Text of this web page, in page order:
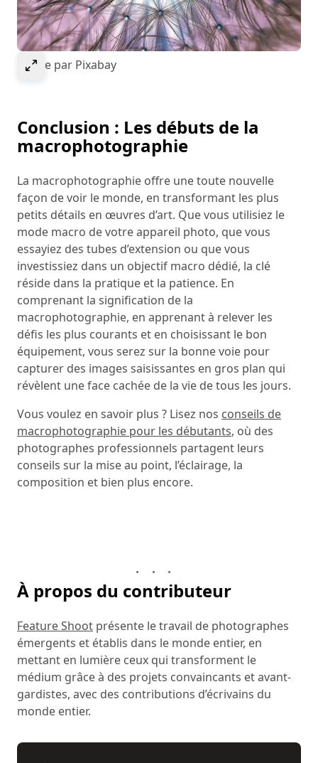
Select to expand image
Image par Pixabay
Conclusion : Les débuts de la
macrophotographie
La macrophotographie offre une toute nouvelle
façon de voir le monde, en transformant les plus
petits détails en œuvres d’art. Que vous utilisiez le
mode macro de votre appareil photo, que vous
essayiez des tubes d’extension ou que vous
investissiez dans un objectif macro dédié, la clé
réside dans la pratique et la patience. En
comprenant la signification de la
macrophotographie, en apprenant à relever les
défis les plus courants et en choisissant le bon
équipement, vous serez sur la bonne voie pour
capturer des images saisissantes en gros plan qui
révèlent une face cachée de la vie de tous les jours.
Vous voulez en savoir plus ? Lisez nos conseils de
macrophotographie pour les débutants, où des
photographes professionnels partagent leurs
conseils sur la mise au point, l’éclairage, la
composition et bien plus encore.
À propos du contributeur
Feature Shoot présente le travail de photographes
émergents et établis dans le monde entier, en
mettant en lumière ceux qui transforment le
médium grâce à des projets convaincants et avant-
gardistes, avec des contributions d’écrivains du
monde entier.